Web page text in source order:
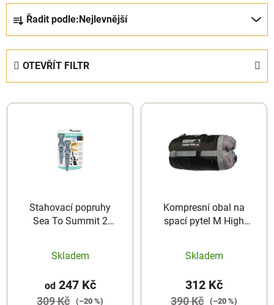
p
Řadit podle: Nejlevnější
OTEVŘÍT FILTR
V
Stahovací popruhy
Sea To Summit 2
Skladem
od247 Kč
309 Kč (–20 %)
Kompresní obal na
spací pytel M High
Skladem
312 Kč
390 Kč (–20 %)